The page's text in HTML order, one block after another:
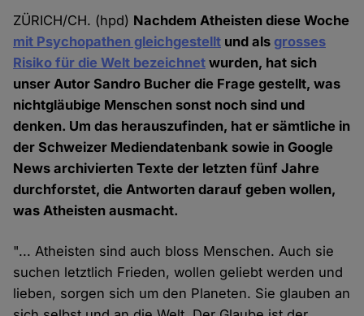
ZÜRICH/CH. (hpd) Nachdem Atheisten diese Woche
mit Psychopathen gleichgestellt und alsgrosses
Risiko für die Welt bezeichnet wurden, hat sich
unser Autor Sandro Bucher die Frage gestellt, was
nichtgläubige Menschen sonst noch sind und
denken. Um das herauszufinden, hat er sämtliche in
der Schweizer Mediendatenbank sowie in Google
News archivierten Texte der letzten fünf Jahre
durchforstet, die Antworten darauf geben wollen,
was Atheisten ausmacht.
"... Atheisten sind auch bloss Menschen. Auch sie
suchen letztlich Frieden, wollen geliebt werden und
lieben, sorgen sich um den Planeten. Sie glauben an